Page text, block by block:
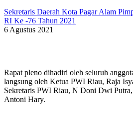
Sekretaris Daerah Kota Pagar Alam
RI Ke -76 Tahun 2021
6 Agustus 2021
Rapat pleno dihadiri oleh seluruh
langsung oleh Ketua PWI Riau, Raja
Sekretaris PWI Riau, N Doni Dwi
Antoni Hary.